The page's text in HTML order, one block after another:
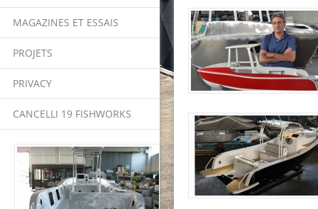
MAGAZINES ET ESSAIS
PROJETS
PRIVACY
CANCELLI 19 FISHWORKS